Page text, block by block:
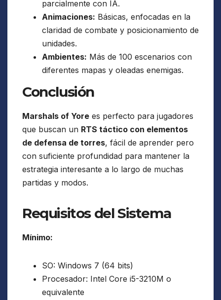
parcialmente con IA.
Animaciones: Básicas, enfocadas en la
claridad de combate y posicionamiento de
unidades.
Ambientes: Más de 100 escenarios con
diferentes mapas y oleadas enemigas.
Conclusión
Marshals of Yore es perfecto para jugadores
que buscan un RTS táctico con elementos
de defensa de torres, fácil de aprender pero
con suficiente profundidad para mantener la
estrategia interesante a lo largo de muchas
partidas y modos.
Requisitos del Sistema
Mínimo:
SO: Windows 7 (64 bits)
Procesador: Intel Core i5-3210M o
equivalente